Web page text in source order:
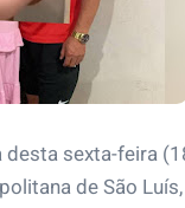
sexta-feira
de São